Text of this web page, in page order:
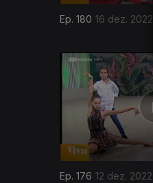
Ep. 180 16 dez. 2022
Ep. 176 12 dez. 2022